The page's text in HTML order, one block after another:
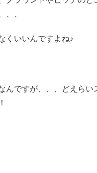
、、
くいいんですよね♪
んですが、、、どえらい